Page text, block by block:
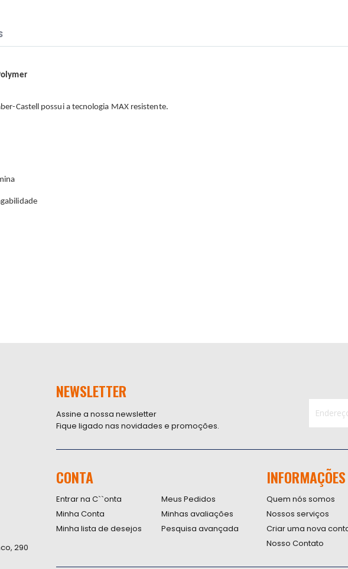
Castell possui a tecnologia MAX resistente.
290
NEWSLETTER
Assine a nossa newsletter
Fique ligado nas novidades e promoções.
nossa
Newsletter:
CONTA
Entrar na C``onta
Minha Conta
Minha lista de desejos
Meus Pedidos
Minhas avaliações
Pesquisa avançada
INFORMAÇÕES
Quem nós somos
Nossos serviços
Criar uma nova
Nosso Contato